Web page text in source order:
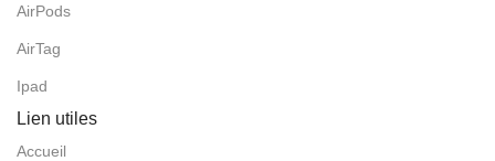
AirPods
AirTag
Ipad
Lien utiles
Accueil